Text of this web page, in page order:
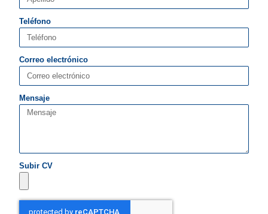
Teléfono
Correo electrónico
Mensaje
Subir CV